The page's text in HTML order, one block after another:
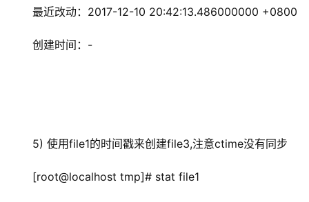
最近改动：2017-12-10 20:42:13.486000000 +0800
创建时间：-
5) 使用file1的时间戳来创建file3,注意ctime没有同步
[root@localhost tmp]# stat file1